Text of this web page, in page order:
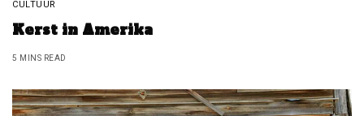
CULTUUR
Kerst in Amerika
5 MINS READ